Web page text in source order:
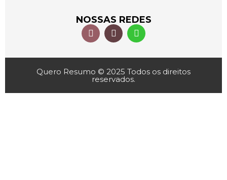
NOSSAS REDES
Quero Resumo © 2025 Todos os direitos
reservados.